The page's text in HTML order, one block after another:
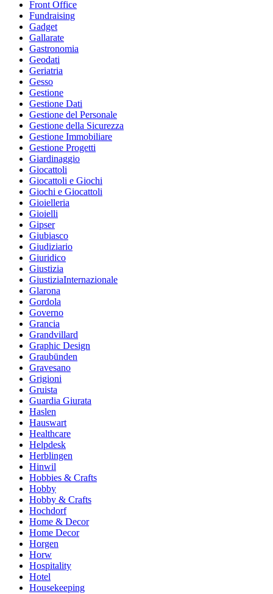
Front Office
Fundraising
Gadget
Gallarate
Gastronomia
Geodati
Geriatria
Gesso
Gestione
Gestione Dati
Gestione del Personale
Gestione della Sicurezza
Gestione Immobiliare
Gestione Progetti
Giardinaggio
Giocattoli
Giocattoli e Giochi
Giochi e Giocattoli
Gioielleria
Gioielli
Gipser
Giubiasco
Giudiziario
Giuridico
Giustizia
GiustiziaInternazionale
Glarona
Gordola
Governo
Grancia
Grandvillard
Graphic Design
Graubünden
Gravesano
Grigioni
Gruista
Guardia Giurata
Haslen
Hauswart
Healthcare
Helpdesk
Herblingen
Hinwil
Hobbies & Crafts
Hobby
Hobby & Crafts
Hochdorf
Home & Decor
Home Decor
Horgen
Horw
Hospitality
Hotel
Housekeeping